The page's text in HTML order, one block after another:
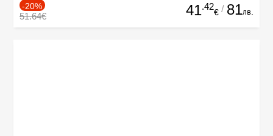
-20%
51.64€ 41.42
€ / 81лв.